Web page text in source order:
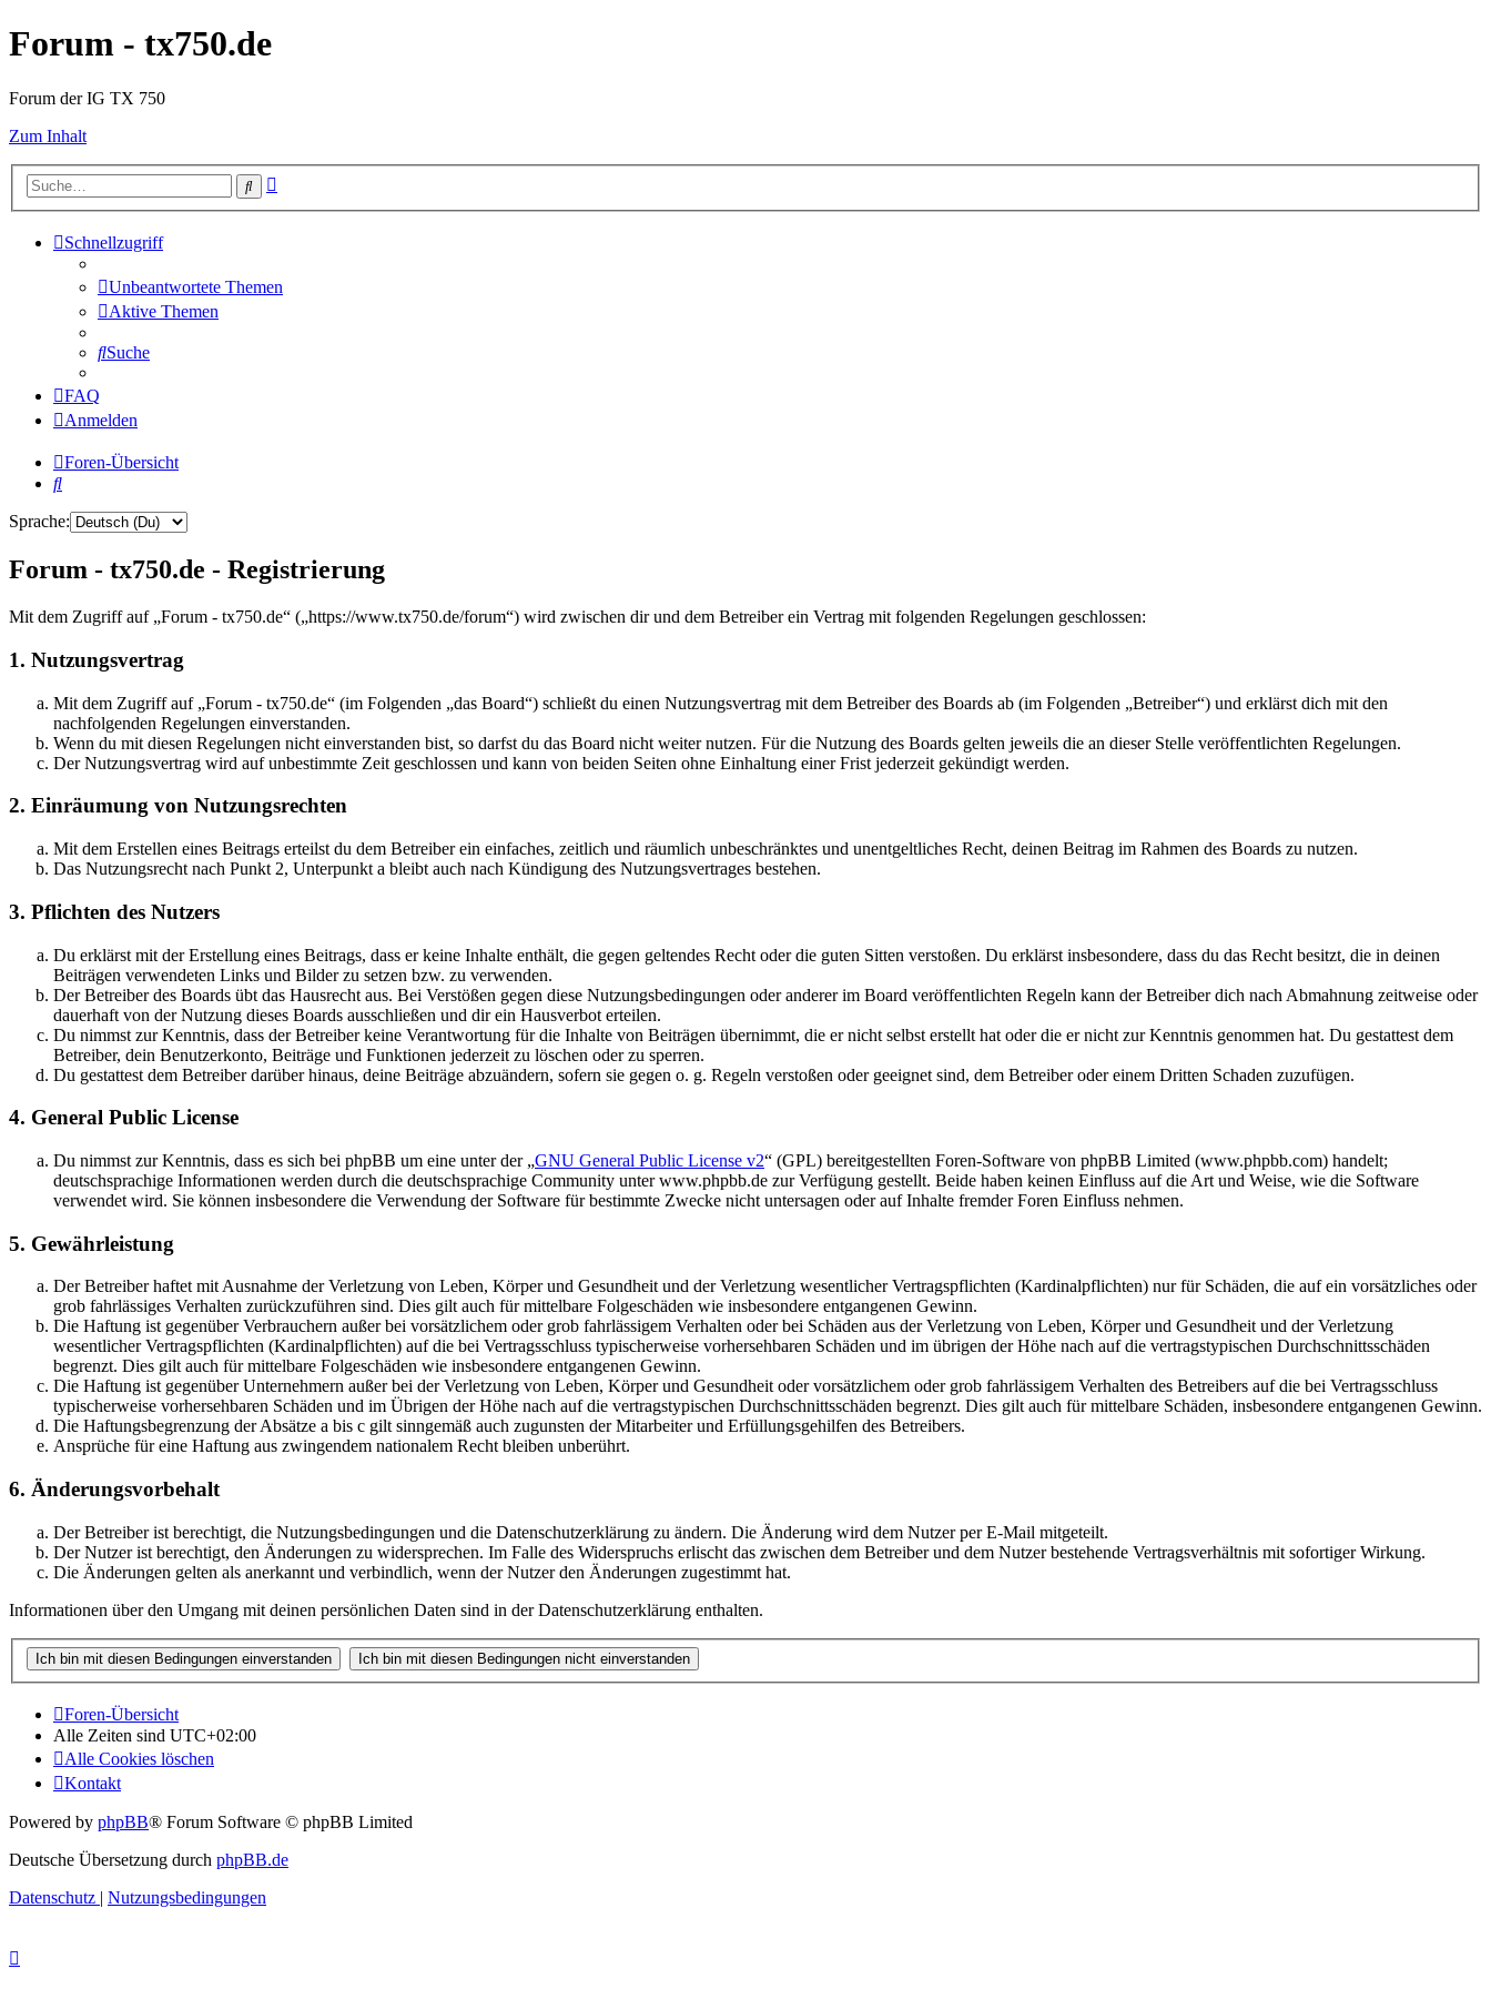
Forum - tx750.de
Forum der IG TX 750
Zum Inhalt
Suche
Schnellzugriff
Unbeantwortete Themen
Aktive Themen
Suche
FAQ
Anmelden
Foren-Übersicht
Suche
Sprache:
Forum - tx750.de - Registrierung
Mit dem Zugriff auf „Forum - tx750.de“ („https://www.tx750.de/forum“) wird zwischen dir und dem Betreiber ein Vertrag mit folgenden Regelungen geschlossen:
1. Nutzungsvertrag
Mit dem Zugriff auf „Forum - tx750.de“ (im Folgenden „das Board“) schließt du einen Nutzungsvertrag mit dem Betreiber des Boards ab (im Folgenden „Betreiber“) und erklärst dich mit den
nachfolgenden Regelungen einverstanden.
Wenn du mit diesen Regelungen nicht einverstanden bist, so darfst du das Board nicht weiter nutzen. Für die Nutzung des Boards gelten jeweils die an dieser Stelle veröffentlichten Regelungen.
Der Nutzungsvertrag wird auf unbestimmte Zeit geschlossen und kann von beiden Seiten ohne Einhaltung einer Frist jederzeit gekündigt werden.
2. Einräumung von Nutzungsrechten
Mit dem Erstellen eines Beitrags erteilst du dem Betreiber ein einfaches, zeitlich und räumlich unbeschränktes und unentgeltliches Recht, deinen Beitrag im Rahmen des Boards zu nutzen.
Das Nutzungsrecht nach Punkt 2, Unterpunkt a bleibt auch nach Kündigung des Nutzungsvertrages bestehen.
3. Pflichten des Nutzers
Du erklärst mit der Erstellung eines Beitrags, dass er keine Inhalte enthält, die gegen geltendes Recht oder die guten Sitten verstoßen. Du erklärst insbesondere, dass du das Recht besitzt, die in deinen
Beiträgen verwendeten Links und Bilder zu setzen bzw. zu verwenden.
Der Betreiber des Boards übt das Hausrecht aus. Bei Verstößen gegen diese Nutzungsbedingungen oder anderer im Board veröffentlichten Regeln kann der Betreiber dich nach Abmahnung zeitweise oder
dauerhaft von der Nutzung dieses Boards ausschließen und dir ein Hausverbot erteilen.
Du nimmst zur Kenntnis, dass der Betreiber keine Verantwortung für die Inhalte von Beiträgen übernimmt, die er nicht selbst erstellt hat oder die er nicht zur Kenntnis genommen hat. Du gestattest dem
Betreiber, dein Benutzerkonto, Beiträge und Funktionen jederzeit zu löschen oder zu sperren.
Du gestattest dem Betreiber darüber hinaus, deine Beiträge abzuändern, sofern sie gegen o. g. Regeln verstoßen oder geeignet sind, dem Betreiber oder einem Dritten Schaden zuzufügen.
4. General Public License
Du nimmst zur Kenntnis, dass es sich bei phpBB um eine unter der „GNU General Public License v2“ (GPL) bereitgestellten Foren-Software von phpBB Limited (www.phpbb.com) handelt;
deutschsprachige Informationen werden durch die deutschsprachige Community unter www.phpbb.de zur Verfügung gestellt. Beide haben keinen Einfluss auf die Art und Weise, wie die Software
verwendet wird. Sie können insbesondere die Verwendung der Software für bestimmte Zwecke nicht untersagen oder auf Inhalte fremder Foren Einfluss nehmen.
5. Gewährleistung
Der Betreiber haftet mit Ausnahme der Verletzung von Leben, Körper und Gesundheit und der Verletzung wesentlicher Vertragspflichten (Kardinalpflichten) nur für Schäden, die auf ein vorsätzliches oder
grob fahrlässiges Verhalten zurückzuführen sind. Dies gilt auch für mittelbare Folgeschäden wie insbesondere entgangenen Gewinn.
Die Haftung ist gegenüber Verbrauchern außer bei vorsätzlichem oder grob fahrlässigem Verhalten oder bei Schäden aus der Verletzung von Leben, Körper und Gesundheit und der Verletzung
wesentlicher Vertragspflichten (Kardinalpflichten) auf die bei Vertragsschluss typischerweise vorhersehbaren Schäden und im übrigen der Höhe nach auf die vertragstypischen Durchschnittsschäden
begrenzt. Dies gilt auch für mittelbare Folgeschäden wie insbesondere entgangenen Gewinn.
Die Haftung ist gegenüber Unternehmern außer bei der Verletzung von Leben, Körper und Gesundheit oder vorsätzlichem oder grob fahrlässigem Verhalten des Betreibers auf die bei Vertragsschluss
typischerweise vorhersehbaren Schäden und im Übrigen der Höhe nach auf die vertragstypischen Durchschnittsschäden begrenzt. Dies gilt auch für mittelbare Schäden, insbesondere entgangenen Gewinn.
Die Haftungsbegrenzung der Absätze a bis c gilt sinngemäß auch zugunsten der Mitarbeiter und Erfüllungsgehilfen des Betreibers.
Ansprüche für eine Haftung aus zwingendem nationalem Recht bleiben unberührt.
6. Änderungsvorbehalt
Der Betreiber ist berechtigt, die Nutzungsbedingungen und die Datenschutzerklärung zu ändern. Die Änderung wird dem Nutzer per E-Mail mitgeteilt.
Der Nutzer ist berechtigt, den Änderungen zu widersprechen. Im Falle des Widerspruchs erlischt das zwischen dem Betreiber und dem Nutzer bestehende Vertragsverhältnis mit sofortiger Wirkung.
Die Änderungen gelten als anerkannt und verbindlich, wenn der Nutzer den Änderungen zugestimmt hat.
Informationen über den Umgang mit deinen persönlichen Daten sind in der Datenschutzerklärung enthalten.
Foren-Übersicht
Alle Zeiten sind UTC+02:00
Alle Cookies löschen
Kontakt
Powered by phpBB® Forum Software © phpBB Limited
Deutsche Übersetzung durch phpBB.de
Datenschutz | Nutzungsbedingungen